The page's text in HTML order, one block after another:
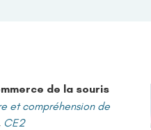
de la souris
et compréhension de
CE2